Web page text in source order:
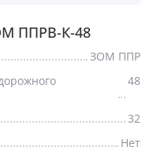
ППРВ-К-48
ЗОМ ППР
48
32
Нет